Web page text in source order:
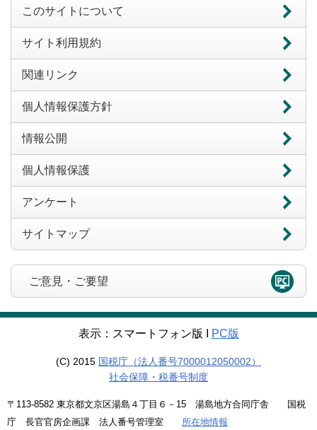
このサイトについて
サイト利用規約
関連リンク
個人情報保護方針
情報公開
個人情報保護
アンケート
サイトマップ
ご意見・ご要望
表示：スマートフォン版 Ι PC版
(C) 2015 国税庁（法人番号7000012050002）
社会保障・税番号制度
〒113-8582 東京都文京区湯島４丁目６－15 湯島地方合同庁舎 国税
庁 長官官房企画課 法人番号管理室 所在地情報